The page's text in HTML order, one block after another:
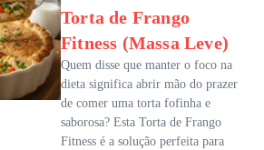
Torta de Frango
Fitness (Massa Leve)
Quem disse que manter o foco na
dieta significa abrir mão do prazer
de comer uma torta fofinha e
saborosa? Esta Torta de Frango
Fitness é a solução perfeita para